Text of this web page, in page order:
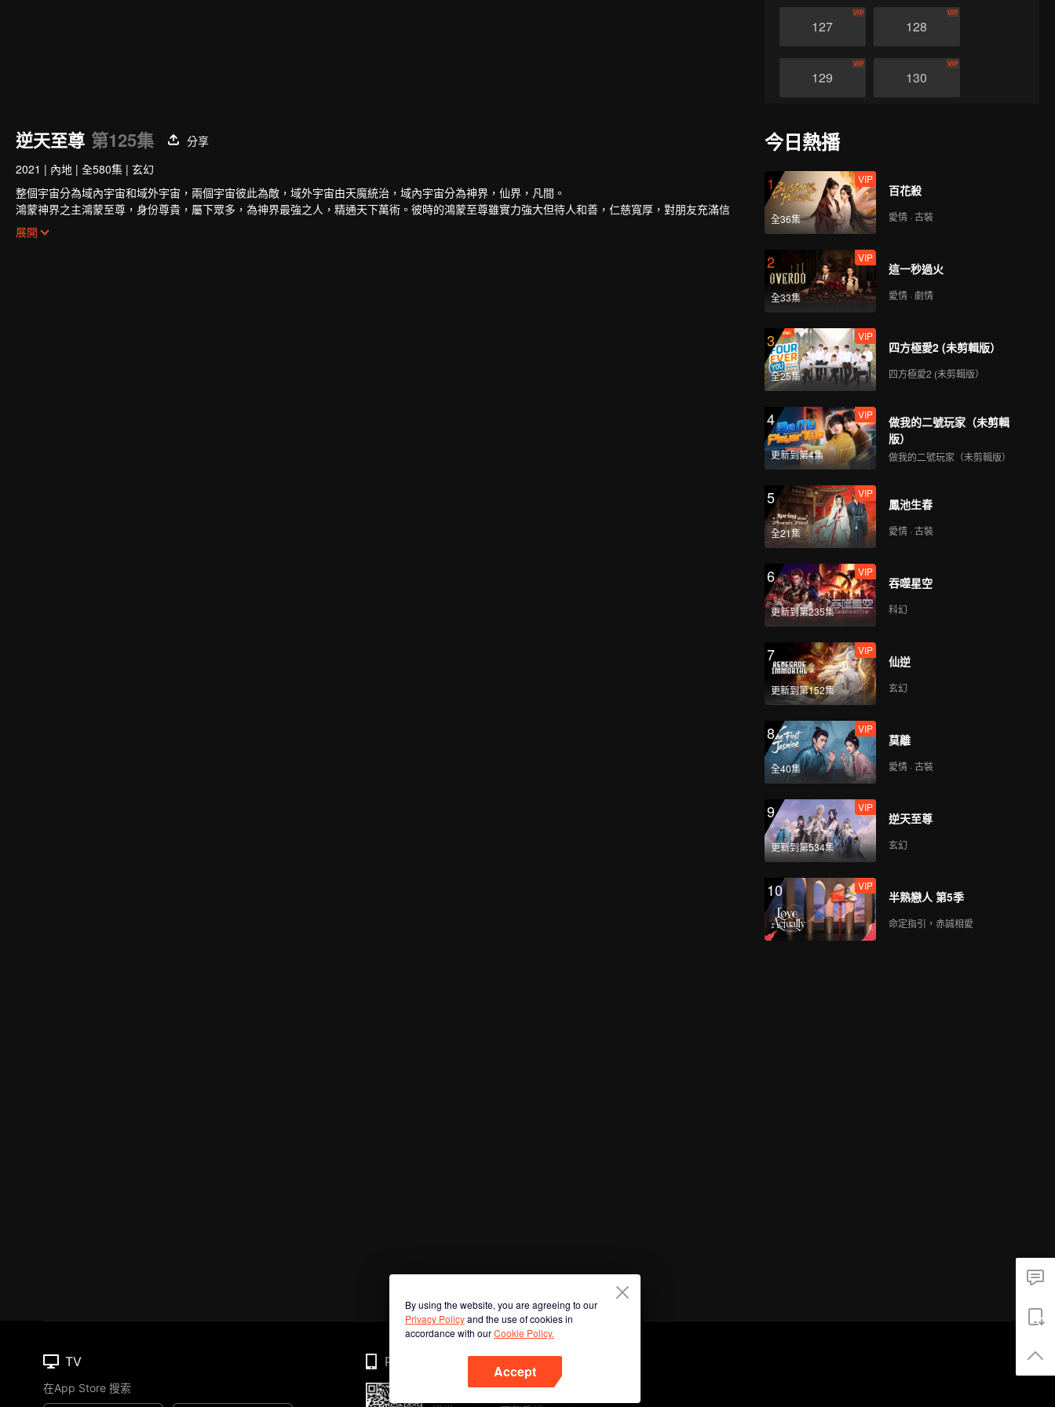
127
VIP
128
VIP
129
VIP
130
VIP
131
133
135
VIP
137
VIP
139
141
VIP
142
VIP
143
VIP VIP
145
VIP
147
VIP
148
149
VIP
150
逆天至尊 第125集
分享
2021 | 內地 | 全580集 | 玄幻
整個宇宙分為域內宇宙和域外宇宙，兩個宇宙彼此為敵，域外宇宙由天魔統治，域內宇宙分為神界，仙界，凡間。
鴻蒙神界之主鴻蒙至尊，身份尊貴，屬下眾多，為神界最強之人，精通天下萬術。彼時的鴻蒙至尊雖實力強大但待人和善，仁慈寬厚，對朋友充滿信
任，以平等的態度看待人仙神三界。在域外宇宙入侵時，鴻蒙至尊被混沌至尊和始源至尊設計聯手殺害，並詛咒其萬世輪迴。鴻蒙至尊親人手下被殺，
家園被奪，理念被改，就連最疼愛的徒兒靈霞天尊也背叛了他。而且在他萬世輪迴中被世世滅門，直到最後一世轉生到了譚雲身上。
譚雲是望月鎮小貴族譚家的少爺，但鴻蒙至尊轉生之人需要受到生死刺激才能覺醒。在婚禮中，譚雲撞見未婚妻與司徒家少爺偷情並被毆打，在將死之
展開
今日熱播
1
全36集
VIP
百花殺
愛情 · 古裝
2
全33集
VIP
這一秒過火
愛情 · 劇情
3
全25集
VIP
四方極愛2 (未剪輯版）
四方極愛2 (未剪輯版）
4
更新到第4集
VIP
做我的二號玩家（未剪輯
版）
做我的二號玩家（未剪輯版）
5
全21集
VIP
鳳池生春
愛情 · 古裝
6
更新到第235集
VIP
吞噬星空
科幻
7
更新到第152集
VIP
仙逆
玄幻
8
全40集
VIP
莫離
愛情 · 古裝
9
更新到第534集
VIP
逆天至尊
玄幻
10 VIP
半熟戀人 第5季
命定指引，赤誠相愛
By using the website, you are agreeing to our
Privacy Policyand the use of cookies in
accordance with ourCookie Policy.
Accept
TV
在App Store 搜索
Phone